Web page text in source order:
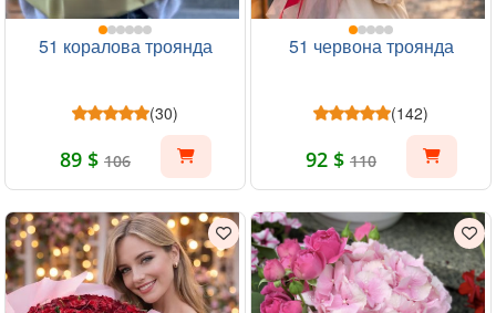
51 коралова троянда
(30)
89 $ 106
51 червона троянда
(142)
92 $ 110